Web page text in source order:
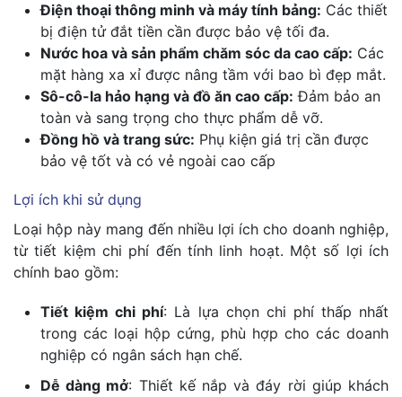
Điện thoại thông minh và máy tính bảng: Các thiết
bị điện tử đắt tiền cần được bảo vệ tối đa.
Nước hoa và sản phẩm chăm sóc da cao cấp: Các
mặt hàng xa xỉ được nâng tầm với bao bì đẹp mắt.
Sô-cô-la hảo hạng và đồ ăn cao cấp: Đảm bảo an
toàn và sang trọng cho thực phẩm dễ vỡ.
Đồng hồ và trang sức: Phụ kiện giá trị cần được
bảo vệ tốt và có vẻ ngoài cao cấp
Lợi ích khi sử dụng
Loại hộp này mang đến nhiều lợi ích cho doanh nghiệp,
từ tiết kiệm chi phí đến tính linh hoạt. Một số lợi ích
chính bao gồm:
Tiết kiệm chi phí: Là lựa chọn chi phí thấp nhất
trong các loại hộp cứng, phù hợp cho các doanh
nghiệp có ngân sách hạn chế.
Dễ dàng mở: Thiết kế nắp và đáy rời giúp khách